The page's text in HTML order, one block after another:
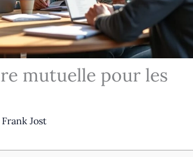
mutuelle pour les
Frank Jost